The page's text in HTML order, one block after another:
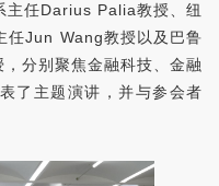
主任Darius Palia教授、纽
任Jun Wang教授以及巴鲁
，分别聚焦金融科技、金融
了主题演讲，并与参会者